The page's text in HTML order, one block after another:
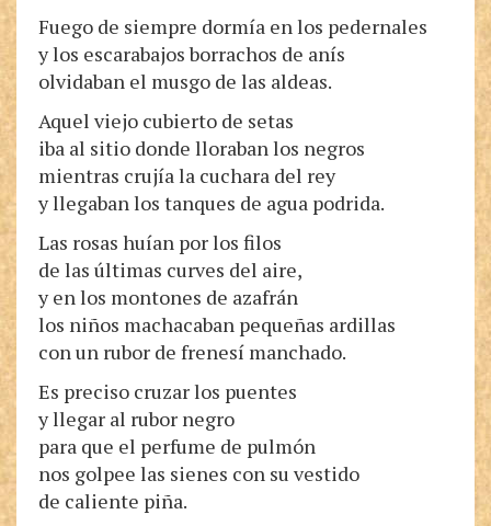
Fuego de siempre dormía en los pedernales
y los escarabajos borrachos de anís
olvidaban el musgo de las aldeas.
Aquel viejo cubierto de setas
iba al sitio donde lloraban los negros
mientras crujía la cuchara del rey
y llegaban los tanques de agua podrida.
Las rosas huían por los filos
de las últimas curves del aire,
y en los montones de azafrán
los niños machacaban pequeñas ardillas
con un rubor de frenesí manchado.
Es preciso cruzar los puentes
y llegar al rubor negro
para que el perfume de pulmón
nos golpee las sienes con su vestido
de caliente piña.